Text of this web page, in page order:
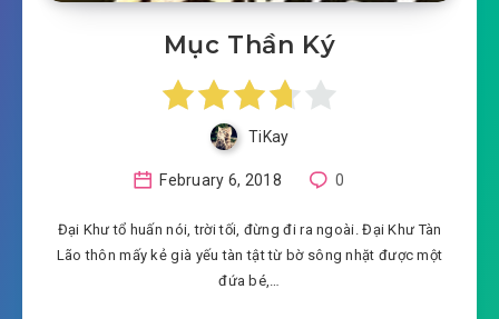
Mục Thần Ký
TiKay
February 6, 2018 0
Đại Khư tổ huấn nói, trời tối, đừng đi ra ngoài. Đại Khư Tàn
Lão thôn mấy kẻ già yếu tàn tật từ bờ sông nhặt được một
đứa bé,…